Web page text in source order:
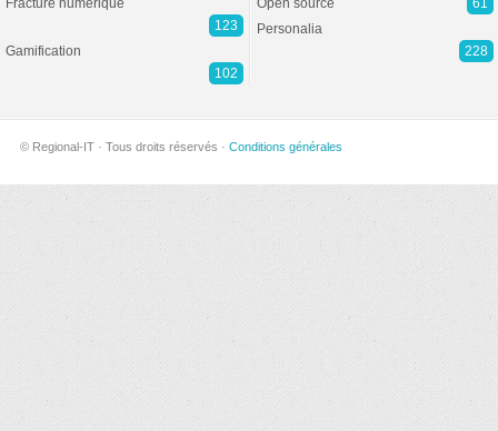
Fracture numérique
123
Gamification
102
Open source
61
Personalia
228
© Regional-IT · Tous droits réservés · Conditions générales